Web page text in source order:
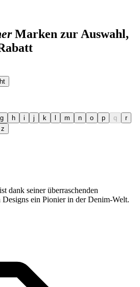
Marken zur Auswahl,
g h i j k l m n o p q
r
z
seiner überraschenden
Designs ein Pionier in der Denim-Welt.